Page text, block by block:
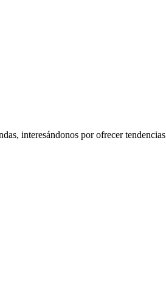
interesándonos por ofrecer tendencias